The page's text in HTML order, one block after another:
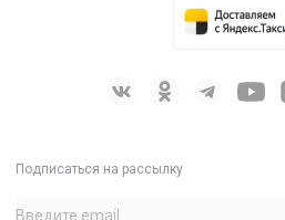
Подписаться на рассылку